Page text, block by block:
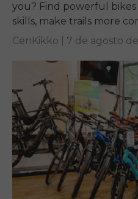
you? Find powerful
skills, make trails more
performance on any
CenKikko | 7 de agosto